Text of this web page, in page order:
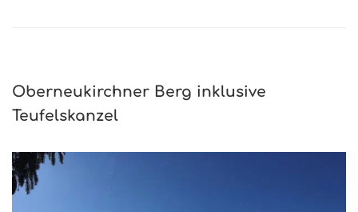
Oberneukirchner Berg inklusive
Teufelskanzel